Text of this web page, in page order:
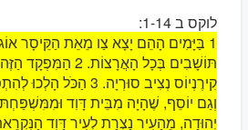
לוקס ב 1-14:
1 בַּיָּמִים הָהֵם יָצָא צַו מֵאֵת הַקֵּיסָר
תּוֹשָׁבִים בְּכָל
וְגַם יוֹסֵף, שֶׁהָיָה מִבֵּית דָּוִד